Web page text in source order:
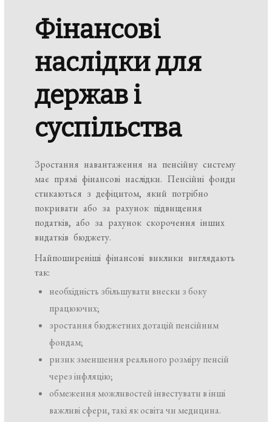
Фінансові
наслідки для
держав і
суспільства
Зростання навантаження на пенсійну систему
має прямі фінансові наслідки. Пенсійні фонди
стикаються з дефіцитом, який потрібно
покривати або за рахунок підвищення
податків, або за рахунок скорочення інших
видатків бюджету.
Найпоширеніші фінансові виклики виглядають
так:
необхідність збільшувати внески з боку
працюючих;
зростання бюджетних дотацій пенсійним
фондам;
ризик зменшення реального розміру пенсій
через інфляцію;
обмеження можливостей інвестувати в інші
важливі сфери, такі як освіта чи медицина.